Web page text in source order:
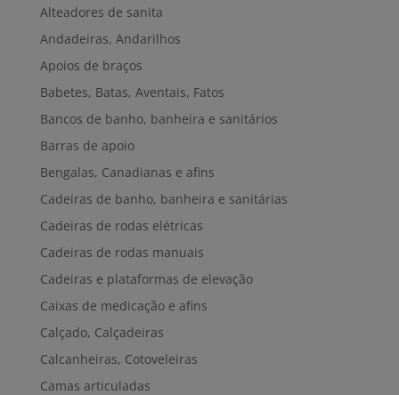
Alteadores de sanita
Andadeiras, Andarilhos
Apoios de braços
Babetes, Batas, Aventais, Fatos
Bancos de banho, banheira e sanitários
Barras de apoio
Bengalas, Canadianas e afins
Cadeiras de banho, banheira e sanitárias
Cadeiras de rodas elétricas
Cadeiras de rodas manuais
Cadeiras e plataformas de elevação
Caixas de medicação e afins
Calçado, Calçadeiras
Calcanheiras, Cotoveleiras
Camas articuladas